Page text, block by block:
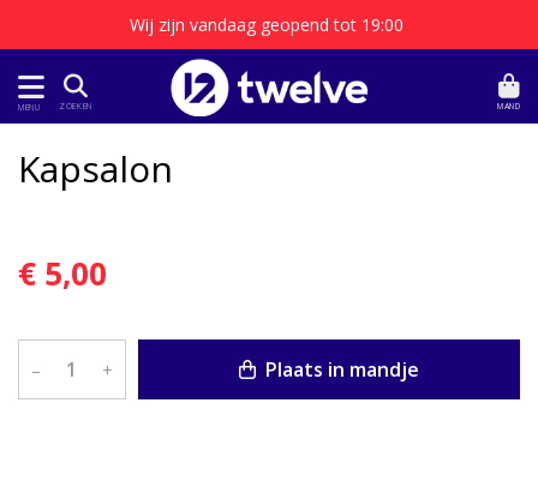
Wij zijn vandaag geopend tot 19:00
MENU ZOEKEN MAND
Kapsalon
€ 5,00
– + Plaats in mandje